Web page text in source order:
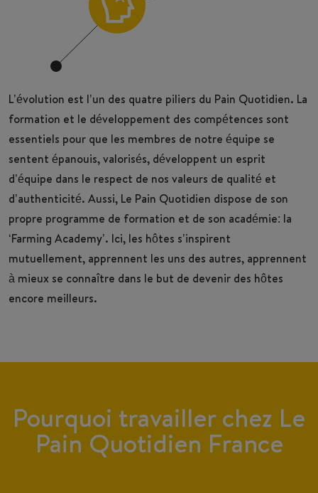
L’évolution est l’un des quatre piliers du Pain Quotidien. La
formation et le développement des compétences sont
essentiels pour que les membres de notre équipe se
sentent épanouis, valorisés, développent un esprit
d’équipe dans le respect de nos valeurs de qualité et
d’authenticité. Aussi, Le Pain Quotidien dispose de son
propre programme de formation et de son académie: la
‘Farming Academy’. Ici, les hôtes s’inspirent
mutuellement, apprennent les uns des autres, apprennent
à mieux se connaître dans le but de devenir des hôtes
encore meilleurs.
Pourquoi travailler chez Le
Pain Quotidien France